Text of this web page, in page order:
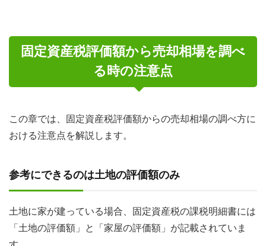
固定資産税評価額から売却相場を調べ
る時の注意点
この章では、固定資産税評価額からの売却相場の調べ方に
おける注意点を解説します。
参考にできるのは土地の評価額のみ
土地に家が建っている場合、固定資産税の課税明細書には
「土地の評価額」と「家屋の評価額」が記載されていま